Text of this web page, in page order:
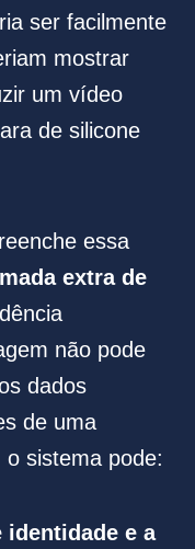
ser facilmente
mostrar
um vídeo
de silicone
essa
extra de
não pode
dados
de uma
sistema pode:
identidade e a